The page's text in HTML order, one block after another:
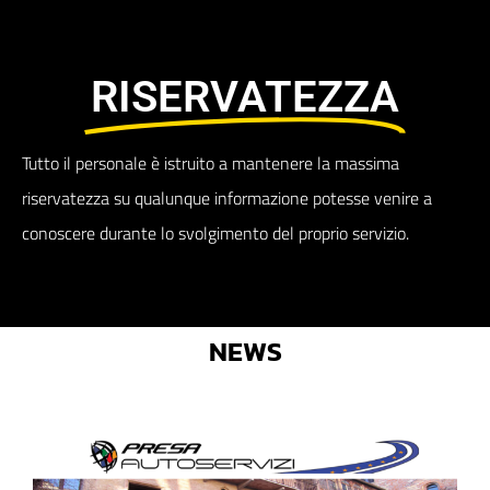
RISERVATEZZA
Tutto il personale è istruito a mantenere la massima
riservatezza su qualunque informazione potesse venire a
conoscere durante lo svolgimento del proprio servizio.
NEWS